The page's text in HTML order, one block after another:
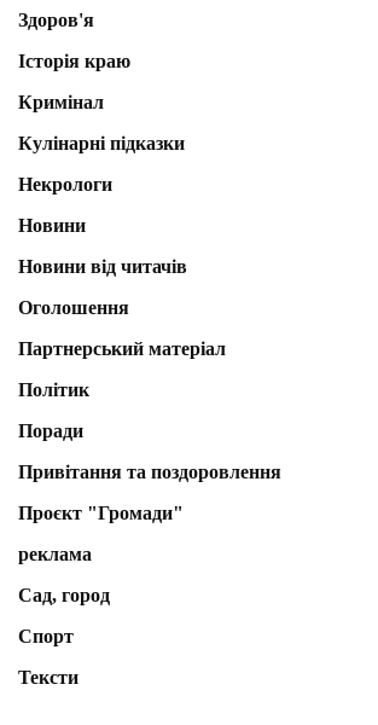
Здоров'я
Історія краю
Кримінал
Кулінарні підказки
Некрологи
Новини
Новини від читачів
Оголошення
Партнерський матеріал
Політик
Поради
Привітання та поздоровлення
Проєкт "Громади"
реклама
Сад, город
Спорт
Тексти